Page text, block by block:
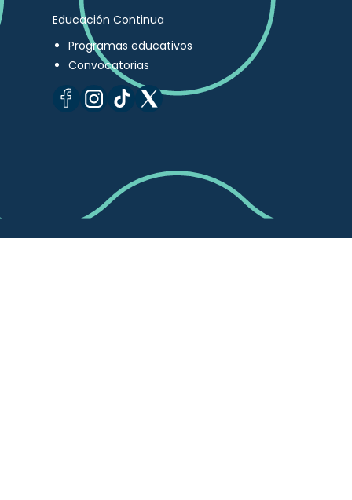
Educación Continua
Programas educativos
Convocatorias